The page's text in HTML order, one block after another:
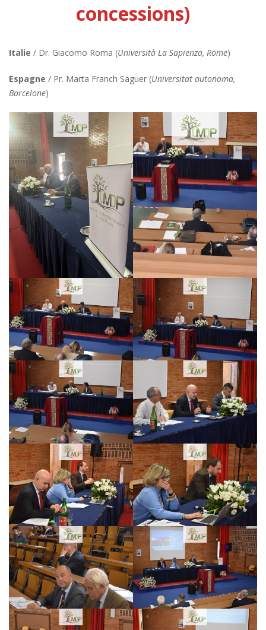
concessions)
Italie / Dr. Giacomo Roma (Università La Sapienza, Rome)
Espagne / Pr. Marta Franch Saguer (Universitat autonoma,
Barcelone)